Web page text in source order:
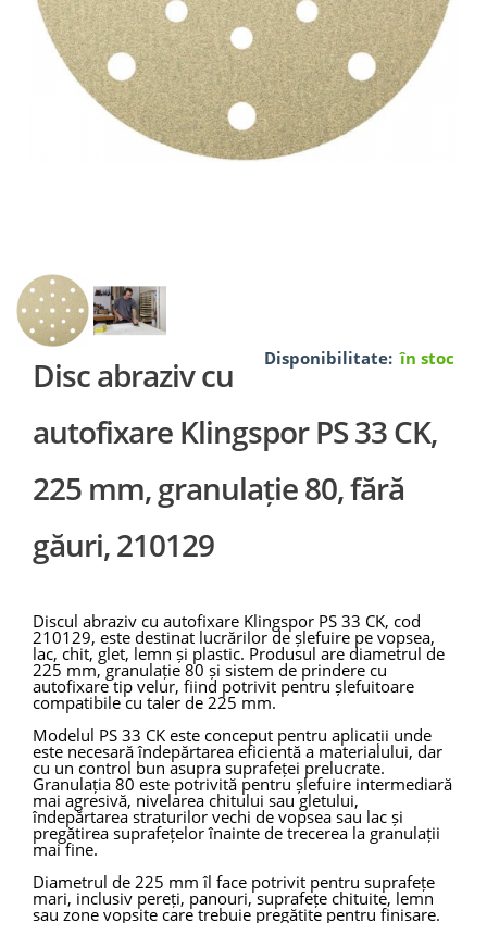
Disponibilitate: în stoc
Disc abraziv cu
autofixare Klingspor PS 33 CK,
225 mm, granulație 80, fără
găuri, 210129
Discul abraziv cu autofixare Klingspor PS 33 CK, cod
210129, este destinat lucrărilor de șlefuire pe vopsea,
lac, chit, glet, lemn și plastic. Produsul are diametrul de
225 mm, granulație 80 și sistem de prindere cu
autofixare tip velur, fiind potrivit pentru șlefuitoare
compatibile cu taler de 225 mm.
Modelul PS 33 CK este conceput pentru aplicații unde
este necesară îndepărtarea eficientă a materialului, dar
cu un control bun asupra suprafeței prelucrate.
Granulația 80 este potrivită pentru șlefuire intermediară
mai agresivă, nivelarea chitului sau gletului,
îndepărtarea straturilor vechi de vopsea sau lac și
pregătirea suprafețelor înainte de trecerea la granulații
mai fine.
Diametrul de 225 mm îl face potrivit pentru suprafețe
mari, inclusiv pereți, panouri, suprafețe chituite, lemn
sau zone vopsite care trebuie pregătite pentru finisare.